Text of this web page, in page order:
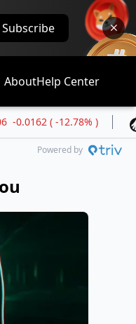
Subscribe
AboutHelp Center
12.78% )
Powered by